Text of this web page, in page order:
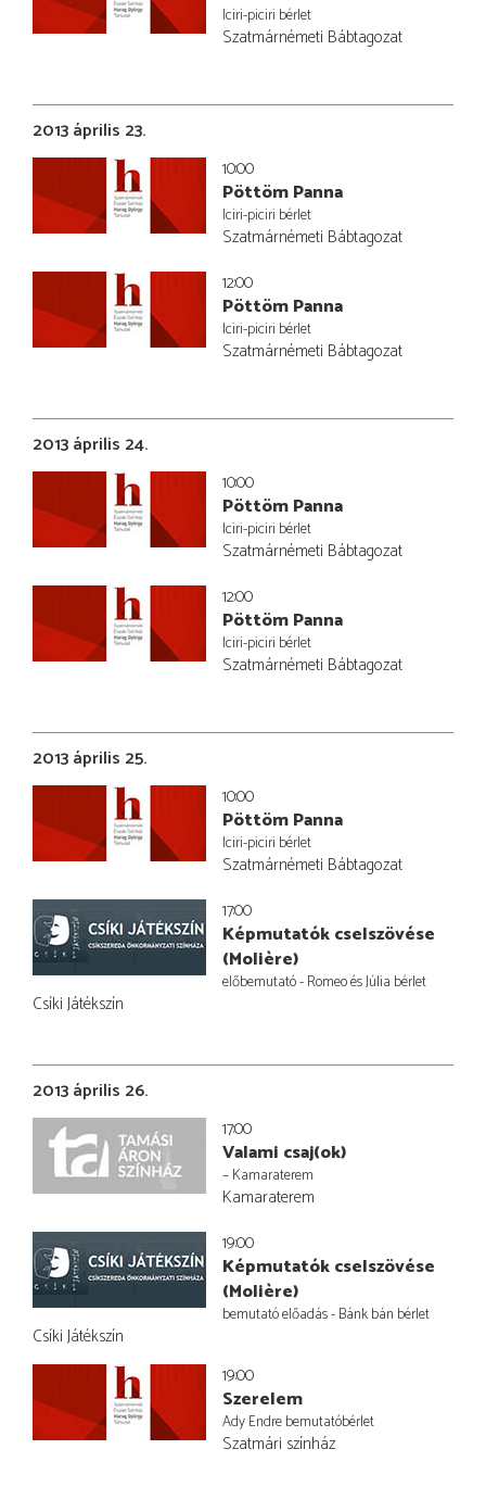
Iciri-piciri bérlet
Szatmárnémeti Bábtagozat
2013 április 23.
10:00
Pöttöm Panna
Iciri-piciri bérlet
Szatmárnémeti Bábtagozat
12:00
Pöttöm Panna
Iciri-piciri bérlet
Szatmárnémeti Bábtagozat
2013 április 24.
10:00
Pöttöm Panna
Iciri-piciri bérlet
Szatmárnémeti Bábtagozat
12:00
Pöttöm Panna
Iciri-piciri bérlet
Szatmárnémeti Bábtagozat
2013 április 25.
10:00
Pöttöm Panna
Iciri-piciri bérlet
Szatmárnémeti Bábtagozat
17:00
Képmutatók cselszövése
(Molière)
előbemutató - Romeo és Júlia bérlet
Csíki Játékszín
2013 április 26.
17:00
Valami csaj(ok)
– Kamaraterem
Kamaraterem
19:00
Képmutatók cselszövése
(Molière)
bemutató előadás - Bánk bán bérlet
Csíki Játékszín
19:00
Szerelem
Ady Endre bemutatóbérlet
Szatmári színház